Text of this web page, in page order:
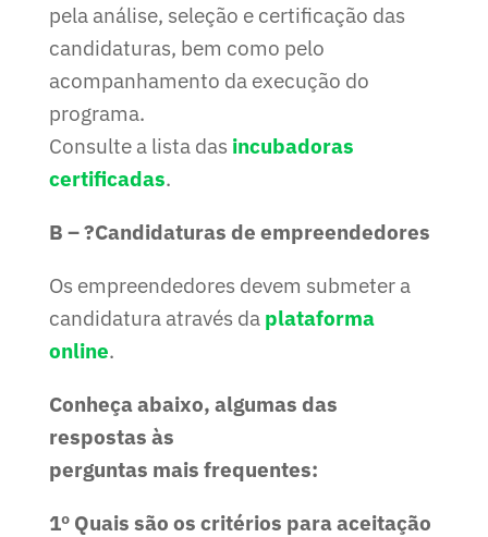
pela análise, seleção e certificação das
candidaturas, bem como pelo
acompanhamento da execução do
programa.
Consulte a lista das incubadoras
certificadas.
B – ?Candidaturas de empreendedores
Os empreendedores devem submeter a
candidatura através da plataforma
online.
Conheça abaixo, algumas das
respostas às
perguntas mais frequentes:
1º Quais são os critérios para aceitação